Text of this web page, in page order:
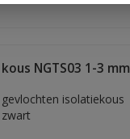
kous NGTS03 1-3 mm
gevlochten isolatiekous
zwart